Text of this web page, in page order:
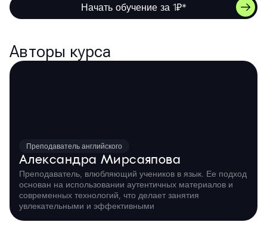
Начать обучение за 1₽*
Авторы курса
Преподаватель английского
Александра Мирсаяпова
Преподаватель, влюбляющий учеников в язык. Ее подход
основан на использовании аутентичных материалов и
современных технологий, что делает занятия
увлекательными и эффективными